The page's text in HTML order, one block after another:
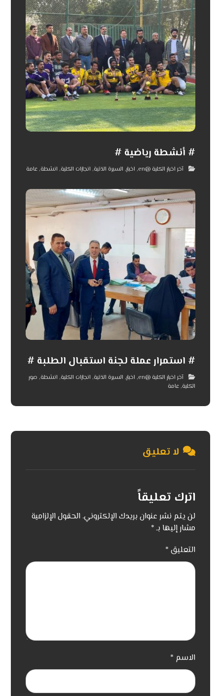
# أنشطة رياضية #
آخر اخبار الكلية @en , اخبار, السيرة الذتية, انجازات الكلية, انشطة,عامة
# استمرار عملة لجنة استقبال الطلبة #
آخر اخبار الكلية @en , اخبار, السيرة الذتية, انجازات الكلية, انشطة, صور
الكلية,عامة
لا تعليق
اترك تعليقاً
لن يتم نشر عنوان بريدك الإلكتروني. الحقول الإلزامية
مشار إليها بـ*
التعليق *
الاسم *